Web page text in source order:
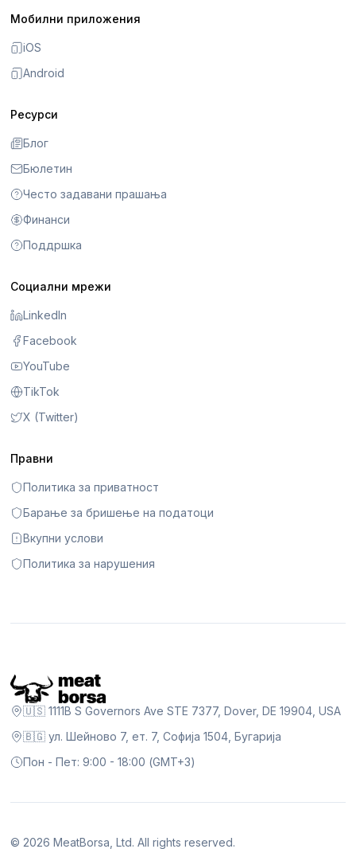
Мобилни приложения
iOS
Android
Ресурси
Блог
Бюлетин
Често задавани прашања
Финанси
Поддршка
Социални мрежи
LinkedIn
Facebook
YouTube
TikTok
X (Twitter)
Правни
Политика за приватност
Барање за бришење на податоци
Вкупни услови
Политика за нарушения
🇺🇸 1111B S Governors Ave STE 7377, Dover, DE 19904, USA
🇧🇬 ул. Шейново 7, ет. 7, Софија 1504, Бугарија
Пон - Пет: 9:00 - 18:00 (GMT+3)
© 2026 MeatBorsa, Ltd. All rights reserved.